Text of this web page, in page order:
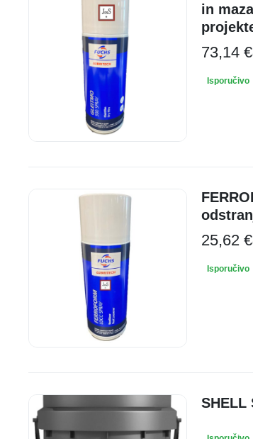
in
73,14 €
Isporučivo
25,62 €
Isporučivo
SHELL